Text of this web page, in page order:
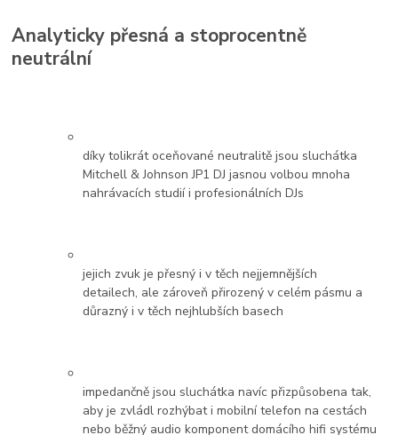
Analyticky přesná a stoprocentně
neutrální
díky tolikrát oceňované neutralitě jsou sluchátka
Mitchell & Johnson JP1 DJ jasnou volbou mnoha
nahrávacích studií i profesionálních DJs
jejich zvuk je přesný i v těch nejjemnějších
detailech, ale zároveň přirozený v celém pásmu a
důrazný i v těch nejhlubších basech
impedančně jsou sluchátka navíc přizpůsobena tak,
aby je zvládl rozhýbat i mobilní telefon na cestách
nebo běžný audio komponent domácího hifi systému